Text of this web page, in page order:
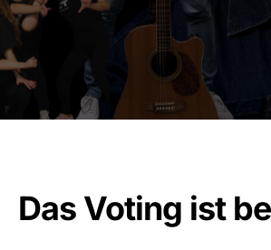
Das Voting ist